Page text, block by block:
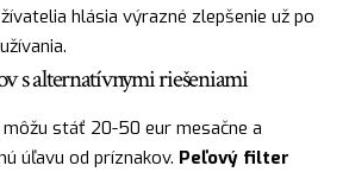
hlásia výrazné zlepšenie už po
s alternatívnymi riešeniami
stáť 20-50 eur mesačne a
úľavu od príznakov. Peľový filter